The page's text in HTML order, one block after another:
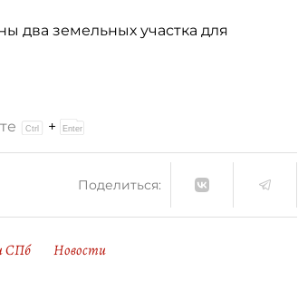
два земельных участка для
+
Поделиться:
СПб Новости